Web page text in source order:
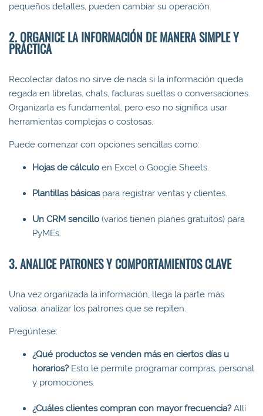
pequeños detalles, pueden cambiar su operación.
2. ORGANICE LA INFORMACIÓN DE MANERA SIMPLE Y
PRÁCTICA
Recolectar datos no sirve de nada si la información queda
regada en libretas, chats, facturas sueltas o conversaciones.
Organizarla es fundamental, pero eso no significa usar
herramientas complejas o costosas.
Puede comenzar con opciones sencillas como:
Hojas de cálculo en Excel o Google Sheets.
Plantillas básicaspara registrar ventas y clientes.
Un CRM sencillo (varios tienen planes gratuitos) para
PyMEs.
3. ANALICE PATRONES Y COMPORTAMIENTOS CLAVE
Una vez organizada la información, llega la parte más
valiosa: analizar los patrones que se repiten.
Pregúntese:
¿Qué productos se venden más en ciertos días u
horarios?Esto le permite programar compras, personal
y promociones.
¿Cuáles clientes compran con mayor frecuencia?Allí